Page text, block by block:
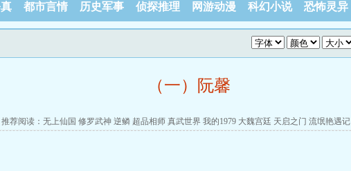
都市言情 历史军事 侦探推理 网游动漫 科幻小说 恐怖灵异
（一）阮馨
推荐阅读： 无上仙国 修罗武神 逆鳞 超品相师 真武世界 我的1979 大魏宫廷 天启之门 流氓艳遇记